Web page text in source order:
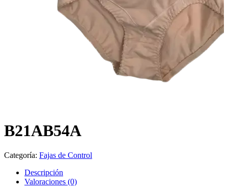
B21AB54A
Categoría: Fajas de Control
Descripción
Valoraciones (0)